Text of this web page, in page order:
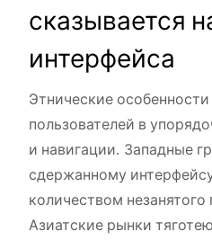
сказывается
интерфейса
Этнические
пользователей в
и навигации. Западные
сдержанному
количеством незанятого
Азиатские рынки